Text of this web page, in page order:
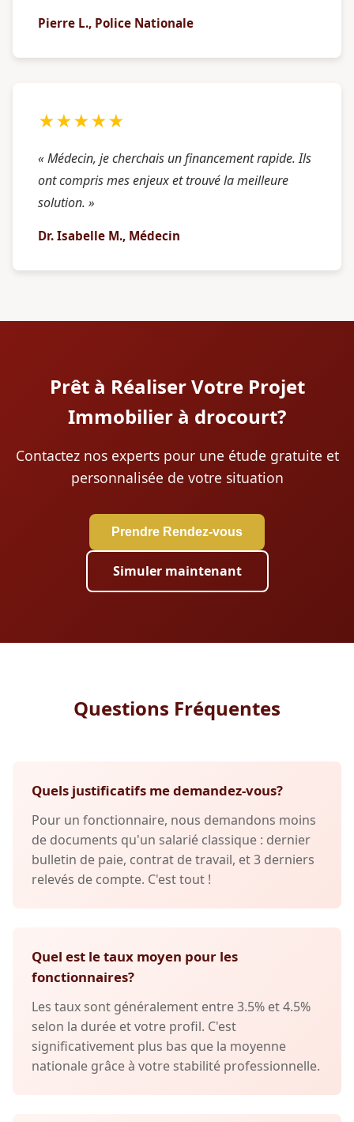
Pierre L., Police Nationale
★★★★★
« Médecin, je cherchais un financement rapide. Ils
ont compris mes enjeux et trouvé la meilleure
solution. »
Dr. Isabelle M., Médecin
Prêt à Réaliser Votre Projet
Immobilier à drocourt?
Contactez nos experts pour une étude gratuite et
personnalisée de votre situation
Prendre Rendez-vous
Simuler maintenant
Questions Fréquentes
Quels justificatifs me demandez-vous?
Pour un fonctionnaire, nous demandons moins
de documents qu'un salarié classique : dernier
bulletin de paie, contrat de travail, et 3 derniers
relevés de compte. C'est tout !
Quel est le taux moyen pour les
fonctionnaires?
Les taux sont généralement entre 3.5% et 4.5%
selon la durée et votre profil. C'est
significativement plus bas que la moyenne
nationale grâce à votre stabilité professionnelle.